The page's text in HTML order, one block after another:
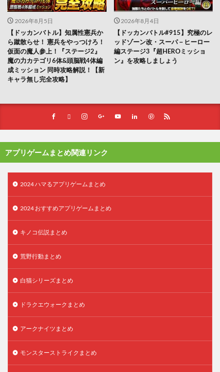
2026年8月5日
【ドッカンバトル】知属性憲兵か
ら蹴散らせ！ 憲兵をやっつけろ！
仮面の魔人参上！『ステージ2』
魔の力カテゴリ6体&頭脳戦4体編
成ミッション 同時攻略解説！【新
キャラ無し完全攻略】
2026年8月4日
【ドッカンバトル#915】究極のレ
ッドゾーン改・スーパ－ヒーロー
編ステージ3『超HEROミッショ
ン』を攻略しましょう
アプリゲームまとめ関連リンク
2024 ハマるアプリゲームまとめ
2024 おすすめアプリゲームまとめ
キノコ伝説まとめ
荒野行動まとめ
白猫シリーズまとめ
ドラクエウォークまとめ
アークナイツまとめ
モンスターストライクまとめ